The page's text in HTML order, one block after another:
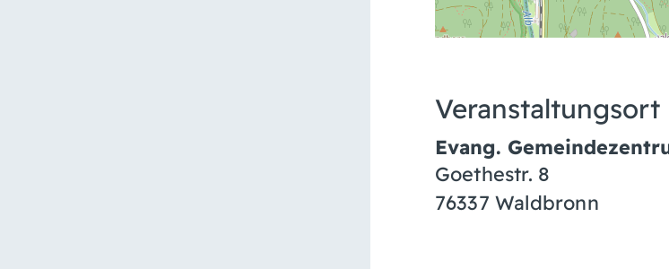
Veranstaltungsort
Evang.
Goethestr. 8
76337 Waldbronn